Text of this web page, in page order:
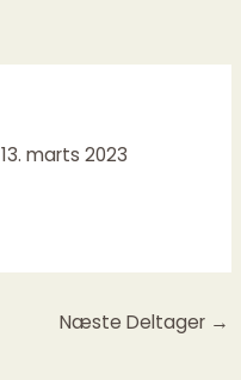
13. marts 2023
Næste Deltager →